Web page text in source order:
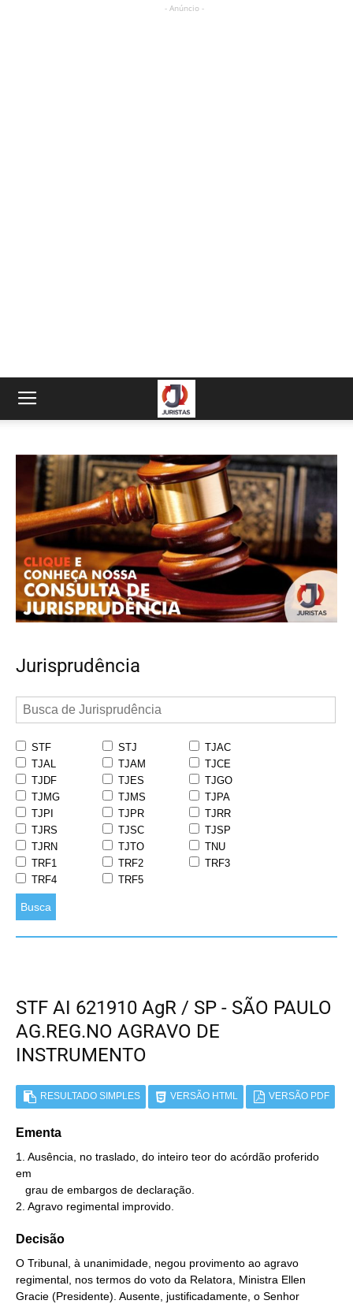
- Anúncio -
Jurisprudência
STF STJ
TJAC
TJAL
TJAM
TJCE
TJDF
TJES
TJGO
TJMG
TJMS
TJPA
TJPI
TJPR
TJRR
TJRS
TJSC
TJSP
TJRN
TJTO
TNU
TRF1
TRF2
TRF3
TRF4
TRF5
Busca
STF AI 621910 AgR / SP - SÃO PAULO
AG.REG.NO AGRAVO DE
INSTRUMENTO
RESULTADO SIMPLES VERSÃO HTML VERSÃO PDF
Ementa
1. Ausência, no traslado, do inteiro teor do acórdão proferido
em
2. Agravo regimental improvido.
Decisão
O Tribunal, à unanimidade, negou provimento ao agravo
regimental, nos termos do voto da Relatora, Ministra Ellen
Gracie (Presidente). Ausente, justificadamente, o Senhor